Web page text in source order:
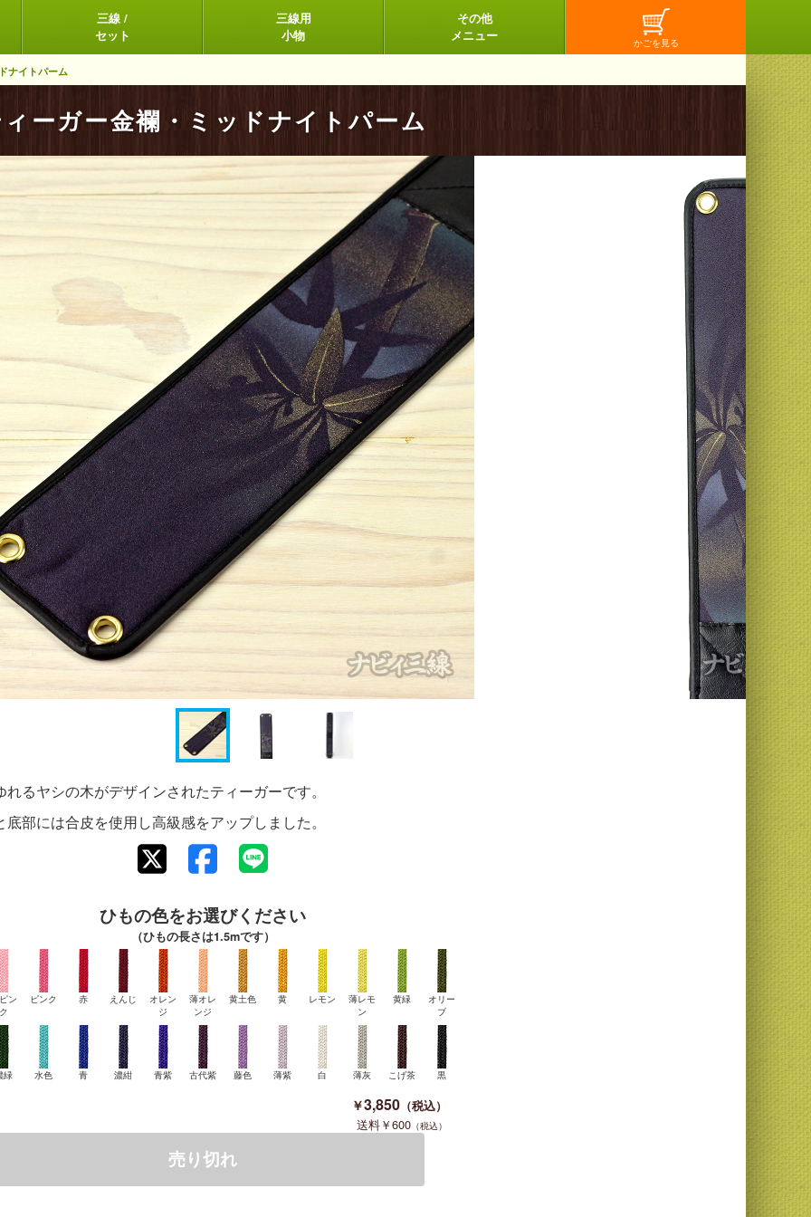
三線 /
セット
三線用
小物
その他
メニュー
ナイトパーム
ーガー金襴・ミッドナイトパーム
れるヤシの木がデザインされたティーガーです。
底部には合皮を使用し高級感をアップしました。
ひもの色をお選びください
（ひもの長さは1.5mです）
ン
ク
ピンク 赤 えんじ
オレン
ジ
薄オレ
ンジ
黄土色 黄 レモン
薄レモ
ン
黄緑
オリー
ブ
緑 水色 青 濃紺 青紫 古代紫 藤色 薄紫 白 薄灰 こげ茶 黒
3,850
600